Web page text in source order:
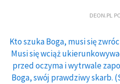
DEON.PL
Kto szuka Boga, musi się
Musi się wciąż
przed oczyma i wytrwale
Boga, swój prawdziwy skarb.